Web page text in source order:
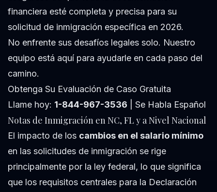
financiera esté completa y precisa para su
solicitud de inmigración específica en 2026.
No enfrente sus desafíos legales solo. Nuestro
equipo está aquí para ayudarle en cada paso del
camino.
Obtenga Su Evaluación de Caso Gratuita
Llame hoy: 1-844-967-3536 | Se Habla Español
Notas de Inmigración en NC, FL y a Nivel Nacional
El impacto de los cambios en el salario mínimo
en las solicitudes de inmigración se rige
principalmente por la ley federal, lo que significa
que los requisitos centrales para la Declaración